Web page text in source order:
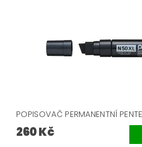
POPISOVAČ PERMANENTNÍ
260 Kč